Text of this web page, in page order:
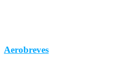
Aerobreves